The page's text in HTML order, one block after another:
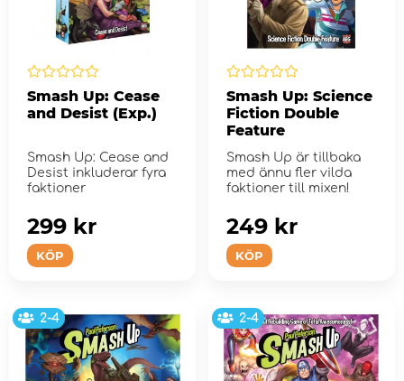
Smash Up: Cease
and Desist (Exp.)
Smash Up: Cease and
Desist inkluderar fyra
faktioner
KÖP
299 kr
Smash Up: Science
Fiction Double
Feature
Smash Up är tillbaka
med ännu fler vilda
faktioner till mixen!
KÖP
249 kr
2-4 2-4